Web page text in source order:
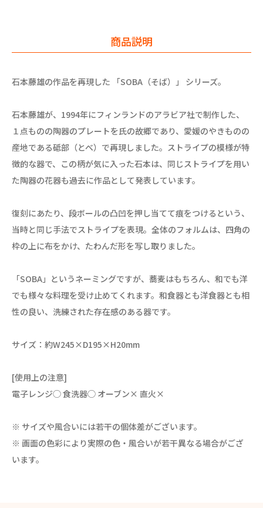
商品説明
石本藤雄の作品を再現した 「SOBA（そば）」 シリーズ。
石本藤雄が、1994年にフィンランドのアラビア社で制作した、
１点ものの陶器のプレートを氏の故郷であり、愛媛のやきものの
産地である砥部（とべ）で再現しました。ストライプの模様が特
徴的な器で、この柄が気に入った石本は、同じストライプを用い
た陶器の花器も過去に作品として発表しています。
復刻にあたり、段ボールの凸凹を押し当てて痕をつけるという、
当時と同じ手法でストライプを表現。全体のフォルムは、四角の
枠の上に布をかけ、たわんだ形を写し取りました。
「SOBA」というネーミングですが、蕎麦はもちろん、和でも洋
でも様々な料理を受け止めてくれます。和食器とも洋食器とも相
性の良い、洗練された存在感のある器です。
サイズ：約W245×D195×H20mm
[使用上の注意]
電子レンジ◯ 食洗器◯ オーブン× 直火×
※ サイズや風合いには若干の個体差がございます。
※ 画面の色彩により実際の色・風合いが若干異なる場合がござ
います。